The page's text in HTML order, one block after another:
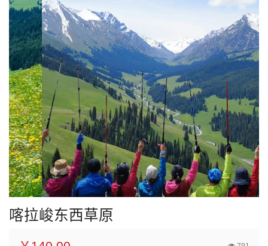
喀拉峻东西草原